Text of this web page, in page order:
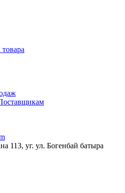
113, уг. ул. Богенбай батыра